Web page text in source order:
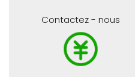
Contactez - nous